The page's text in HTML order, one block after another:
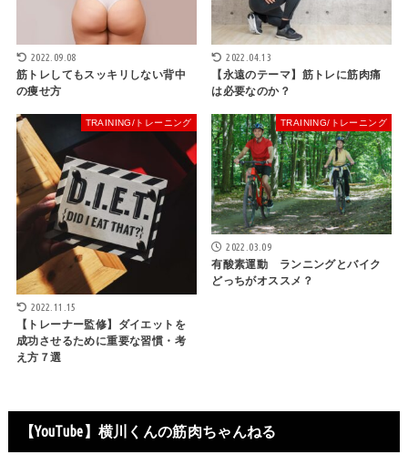
2022.09.08
筋トレしてもスッキリしない背中
の痩せ方
2022.04.13
【永遠のテーマ】筋トレに筋肉痛
は必要なのか？
TRAINING/トレーニング
2022.11.15
【トレーナー監修】ダイエットを
成功させるために重要な習慣・考
え方７選
TRAINING/トレーニング
2022.03.09
有酸素運動 ランニングとバイク
どっちがオススメ？
【YouTube】横川くんの筋肉ちゃんねる